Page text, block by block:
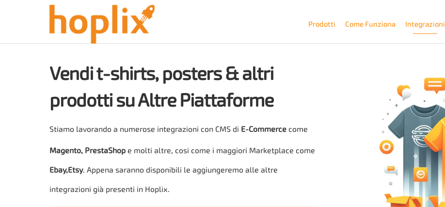
Prodotti Come Funziona Integrazioni
Vendi t-shirts, posters & altri
prodotti su Altre Piattaforme
Stiamo lavorando a numerose integrazioni con CMS di E-Commerce come
Magento, PrestaShop e molti altre, cosi come i maggiori Marketplace come
Ebay,Etsy. Appena saranno disponibili le aggiungeremo alle altre
integrazioni già presenti in Hoplix.